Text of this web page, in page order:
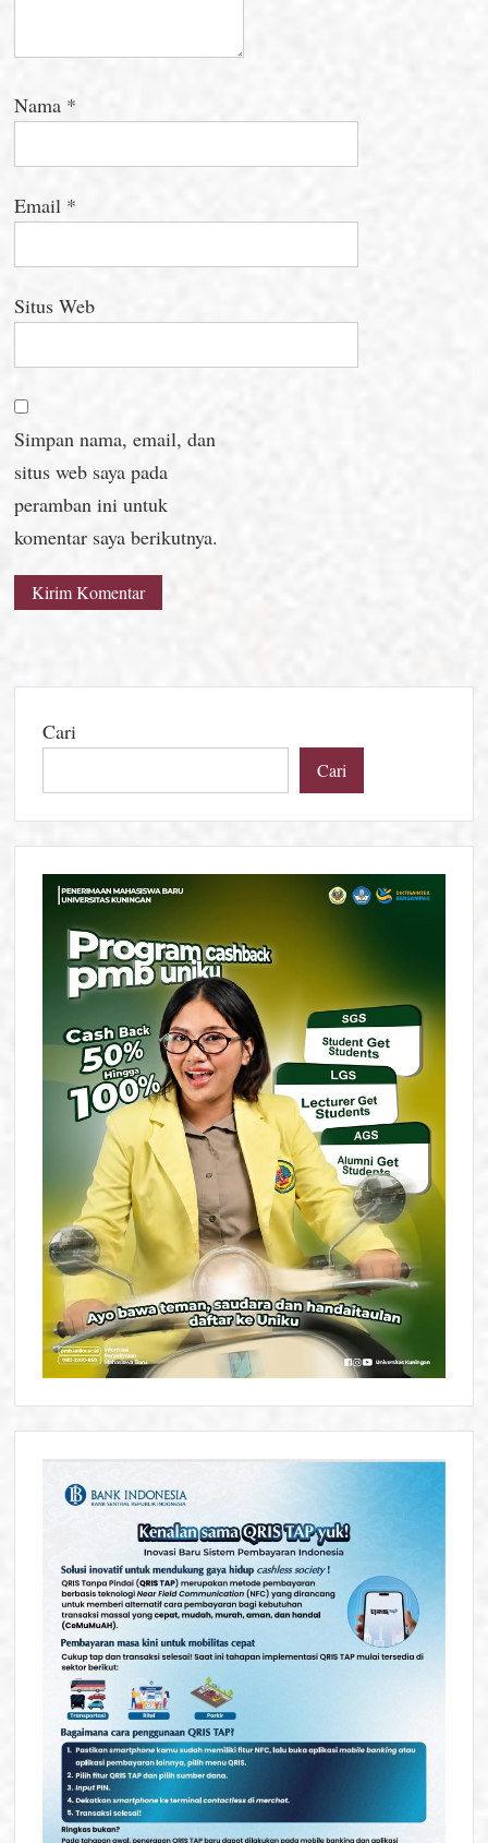
Nama *
Email *
Situs Web
Simpan nama, email, dan
situs web saya pada
peramban ini untuk
komentar saya berikutnya.
Cari
Cari